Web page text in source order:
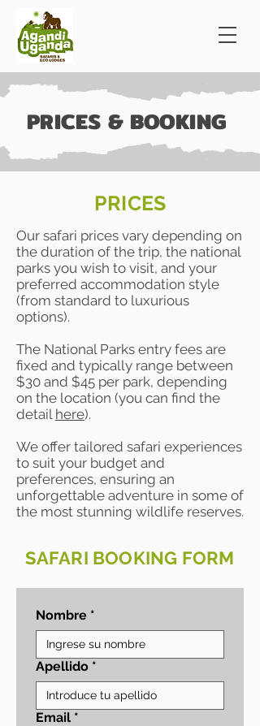
PRICES & BOOKING
PRICES
Our safari prices vary depending on
the duration of the trip, the national
parks you wish to visit, and your
preferred accommodation style
(from standard to luxurious
options).
The National Parks entry fees are
fixed and typically range between
$30 and $45 per park, depending
on the location (you can find the
detail here).
We offer tailored safari experiences
to suit your budget and
preferences, ensuring an
unforgettable adventure in some of
the most stunning wildlife reserves.
SAFARI BOOKING FORM
Nombre *
Apellido *
Email *